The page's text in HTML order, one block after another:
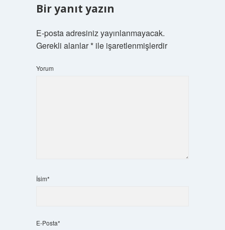
Bir yanıt yazın
E-posta adresiniz yayınlanmayacak.
Gerekli alanlar*ile işaretlenmişlerdir
Yorum
İsim*
E-Posta*